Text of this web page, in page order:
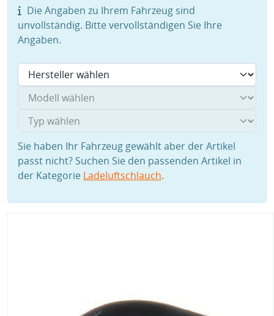
Die Angaben zu Ihrem Fahrzeug sind
unvollständig. Bitte vervollständigen Sie Ihre
Angaben.
Sie haben Ihr Fahrzeug gewählt aber der Artikel
passt nicht? Suchen Sie den passenden Artikel in
der Kategorie Ladeluftschlauch.